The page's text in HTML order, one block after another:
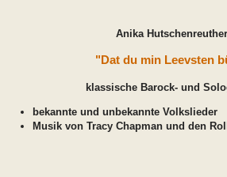
Anika Hutschenreuther
"Dat du min Leevsten
klassische Barock- und
bekannte und unbekannte Volkslieder
Musik von Tracy Chapman und den